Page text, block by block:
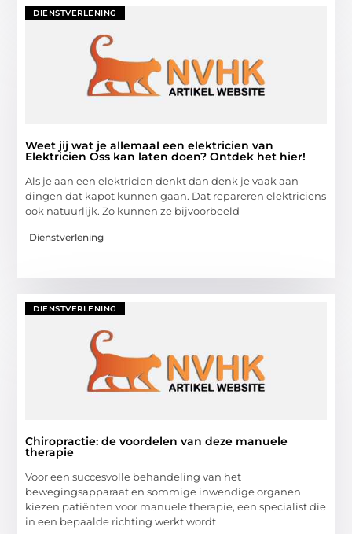
DIENSTVERLENING
Weet jij wat je allemaal een elektricien van
Elektricien Oss kan laten doen? Ontdek het hier!
Als je aan een elektricien denkt dan denk je vaak aan
dingen dat kapot kunnen gaan. Dat repareren elektriciens
ook natuurlijk. Zo kunnen ze bijvoorbeeld
Dienstverlening
DIENSTVERLENING
Chiropractie: de voordelen van deze manuele
therapie
Voor een succesvolle behandeling van het
bewegingsapparaat en sommige inwendige organen
kiezen patiënten voor manuele therapie, een specialist die
in een bepaalde richting werkt wordt